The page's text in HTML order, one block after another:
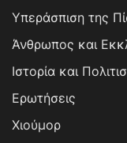
Υπεράσπιση της
Άνθρωπος και
Ιστορία και
Ερωτήσεις
Χιούμορ